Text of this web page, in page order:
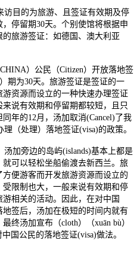
目的为旅游、且签证有效期及停
停留期30天。个别使馆将根据申
旅游签证：如德国、澳大利亚
）公民（Citizen）开放落地签
期为30天。旅游签证是签证的一
资源而设立的一种快速办理签证
说有效期和停留期都较短，且只
年的12月，汤加取消(Cancel)了我
（处理）落地签证(visa)的政策。
加旁边的岛屿(islands)基本上都是
可以轻松坐船偷渡去新西兰。旅
便游客而开发旅游资源而设立的
限制也大，一般来说有效期和停
相关的活动。因此，在对中国
地签后，汤加在极短的时间内就有
终汤加宣布（cloth）（xuān bù）
国公民的落地签证(visa)做法。